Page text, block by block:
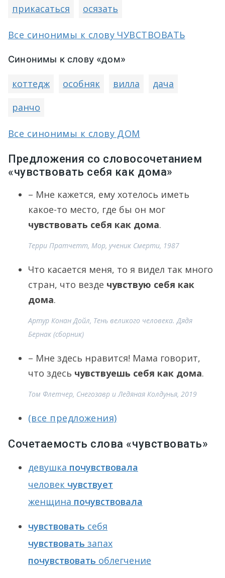
прикасаться
осязать
Все синонимы к слову ЧУВСТВОВАТЬ
Синонимы к слову «дом»
коттедж особняк вилла
дача
ранчо
Все синонимы к слову ДОМ
Предложения со словосочетанием
«чувствовать себя как дома»
– Мне кажется, ему хотелось иметь
какое-то место, где бы он мог
чувствовать себя как дома.
Терри Пратчетт, Мор, ученик Смерти, 1987
Что касается меня, то я видел так много
стран, что везде чувствую себя как
дома.
Артур Конан Дойл, Тень великого человека. Дядя
Бернак (сборник)
– Мне здесь нравится! Мама говорит,
что здесь чувствуешь себя как дома.
Том Флетчер, Снегозавр и Ледяная Колдунья, 2019
(все предложения)
Сочетаемость слова «чувствовать»
девушка почувствовала
человек чувствует
женщина почувствовала
чувствовать себя
чувствовать запах
почувствовать облегчение